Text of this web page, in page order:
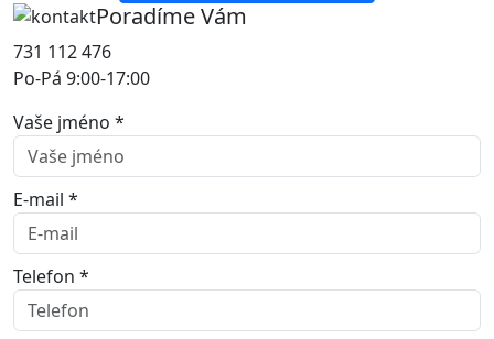
Poradíme Vám
731 112 476
Po-Pá 9:00-17:00
Vaše jméno *
E-mail *
Telefon *